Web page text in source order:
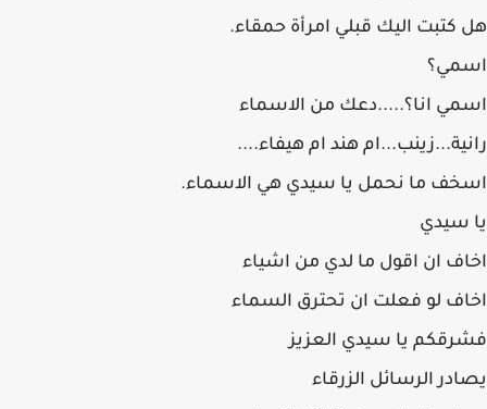
هل كتبت اليك قبلي امرأة حمقاء.
اسمي؟
اسمي انا؟.....دعك من الاسماء
رانية...زينب...ام هند ام هيفاء....
اسخف ما نحمل يا سيدي هي الاسماء.
يا سيدي
اخاف ان اقول ما لدي من اشياء
اخاف لو فعلت ان تحترق السماء
فشرقكم يا سيدي العزيز
يصادر الرسائل الزرقاء